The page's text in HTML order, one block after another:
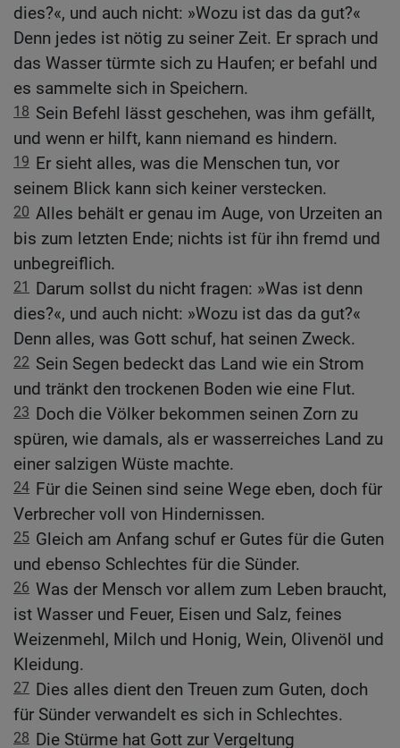
dies?«, und auch nicht: »Wozu ist das da gut?«
Denn jedes ist nötig zu seiner Zeit. Er sprach und
das Wasser türmte sich zu Haufen; er befahl und
es sammelte sich in Speichern.
18 Sein Befehl lässt geschehen, was ihm gefällt,
und wenn er hilft, kann niemand es hindern.
19 Er sieht alles, was die Menschen tun, vor
seinem Blick kann sich keiner verstecken.
20 Alles behält er genau im Auge, von Urzeiten an
bis zum letzten Ende; nichts ist für ihn fremd und
unbegreiflich.
21
Darum sollst du nicht fragen: »Was ist denn
dies?«, und auch nicht: »Wozu ist das da gut?«
Denn alles, was Gott schuf, hat seinen Zweck.
22 Sein Segen bedeckt das Land wie ein Strom
und tränkt den trockenen Boden wie eine Flut.
23 Doch die Völker bekommen seinen Zorn zu
spüren, wie damals, als er wasserreiches Land zu
einer salzigen Wüste machte.
24 Für die Seinen sind seine Wege eben, doch für
Verbrecher voll von Hindernissen.
25 Gleich am Anfang schuf er Gutes für die Guten
und ebenso Schlechtes für die Sünder.
26 Was der Mensch vor allem zum Leben braucht,
ist Wasser und Feuer, Eisen und Salz, feines
Weizenmehl, Milch und Honig, Wein, Olivenöl und
Kleidung.
27 Dies alles dient den Treuen zum Guten, doch
für Sünder verwandelt es sich in Schlechtes.
28 Die Stürme hat Gott zur Vergeltung